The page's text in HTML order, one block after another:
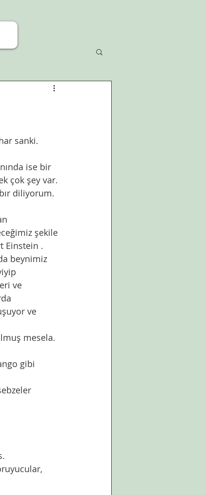
sanki.
ise bir
çok şey var.
diliyorum.
şekile
Einstein .
beynimiz
ve
ve
mesela.
gibi